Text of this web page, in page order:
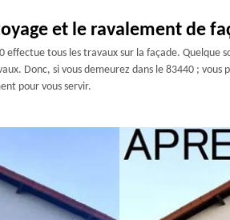
et le ravalement de
effectue tous les travaux sur la façade.
Donc, si vous demeurez dans le 83440 ;
pour vous servir.